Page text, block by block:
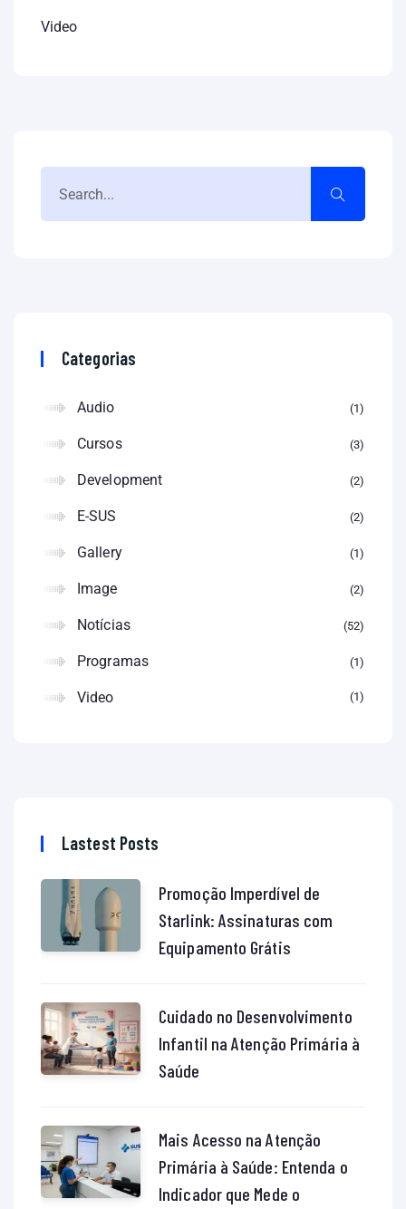
Video
Categorias
Audio 1
Cursos 3
Development 2
E-SUS 2
Gallery 1
Image 2
Notícias 52
Programas 1
Video 1
Lastest Posts
Promoção Imperdível de
Starlink: Assinaturas com
Equipamento Grátis
Cuidado no Desenvolvimento
Infantil na Atenção Primária à
Saúde
Mais Acesso na Atenção
Primária à Saúde: Entenda o
Indicador que Mede o